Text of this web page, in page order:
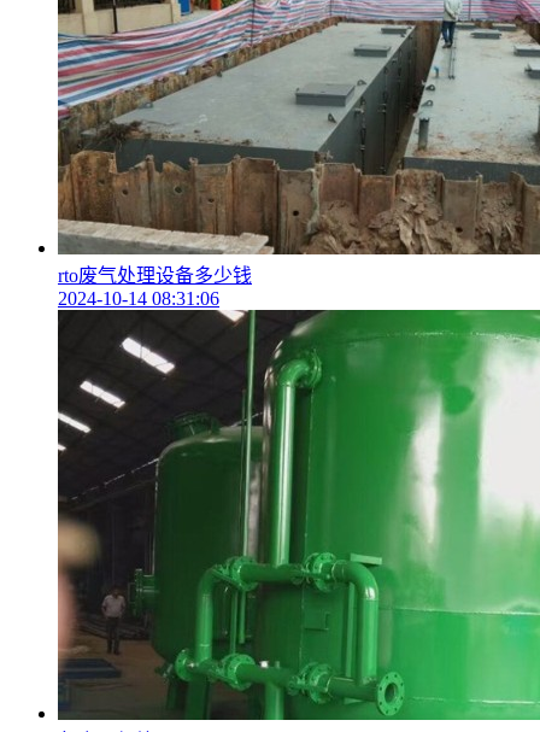
rto废气处理设备多少钱
2024-10-14 08:31:06